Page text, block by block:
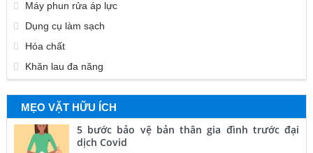
Máy phun rửa áp lực
Dụng cụ làm sạch
Hóa chất
Khăn lau đa năng
MẸO VẶT HỮU ÍCH
5 bước bảo vệ bản thân gia đình trước đại
dịch Covid